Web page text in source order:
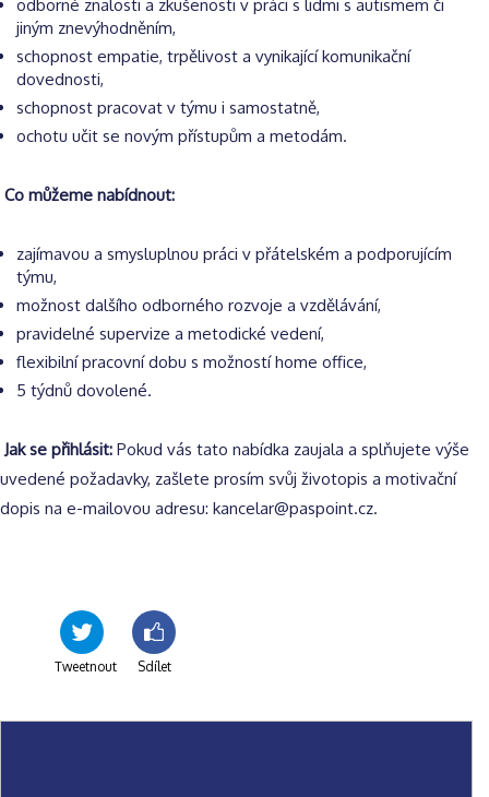
odborné znalosti a zkušenosti v práci s lidmi s autismem či
jiným znevýhodněním,
schopnost empatie, trpělivost a vynikající komunikační
dovednosti,
schopnost pracovat v týmu i samostatně,
ochotu učit se novým přístupům a metodám.
Co můžeme nabídnout:
zajímavou a smysluplnou práci v přátelském a podporujícím
týmu,
možnost dalšího odborného rozvoje a vzdělávání,
pravidelné supervize a metodické vedení,
flexibilní pracovní dobu s možností home office,
5 týdnů dovolené.
Jak se přihlásit: Pokud vás tato nabídka zaujala a splňujete výše
uvedené požadavky, zašlete prosím svůj životopis a motivační
dopis na e-mailovou adresu: kancelar@paspoint.cz.
Tweetnout Sdílet